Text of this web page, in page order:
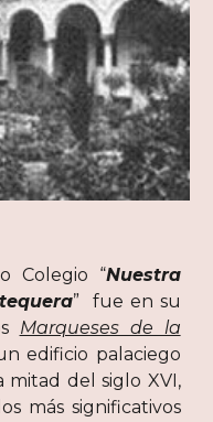
Colegio “Nuestra
” fue en su
Marqueses de la
edificio palaciego
mitad del siglo XVI,
más significativos